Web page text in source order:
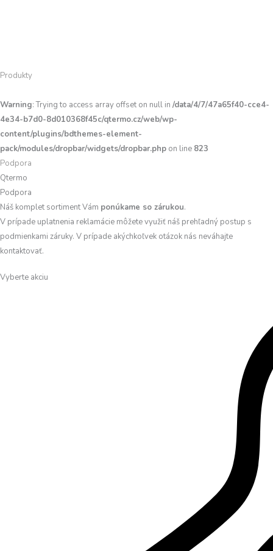
Produkty
Warning: Trying to access array offset on null in /data/4/7/47a65f40-cce4-
4e34-b7d0-8d010368f45c/qtermo.cz/web/wp-
content/plugins/bdthemes-element-
pack/modules/dropbar/widgets/dropbar.php on line 823
Podpora
Qtermo
Podpora
Náš komplet sortiment Vám ponúkame so zárukou.
V prípade uplatnenia reklamácie môžete využiť náš prehľadný postup s
podmienkami záruky. V prípade akýchkoľvek otázok nás neváhajte
kontaktovať.
Vyberte akciu